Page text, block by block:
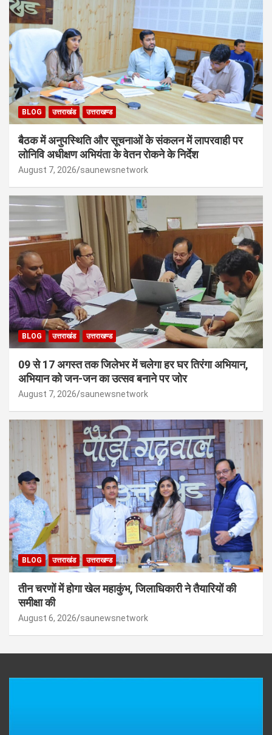
BLOG उत्तराखंड उत्तराखण्ड
बैठक में अनुपस्थिति और सूचनाओं के संकलन में लापरवाही पर
लोनिवि अधीक्षण अभियंता के वेतन रोकने के निर्देश
August 7, 2026 saunewsnetwork
BLOG उत्तराखंड उत्तराखण्ड
09 से 17 अगस्त तक जिलेभर में चलेगा हर घर तिरंगा अभियान,
अभियान को जन-जन का उत्सव बनाने पर जोर
August 7, 2026 saunewsnetwork
BLOG उत्तराखंड उत्तराखण्ड
तीन चरणों में होगा खेल महाकुंभ, जिलाधिकारी ने तैयारियों की
समीक्षा की
August 6, 2026 saunewsnetwork